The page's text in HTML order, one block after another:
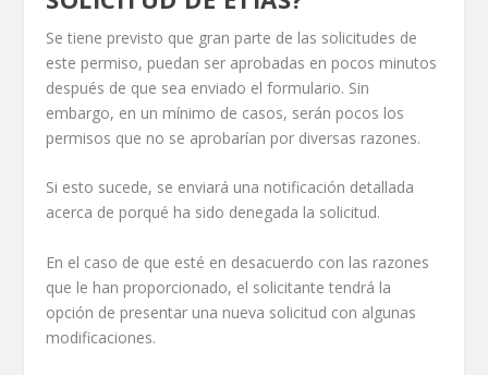
Se tiene previsto que gran parte de las solicitudes de
este permiso, puedan ser aprobadas en pocos minutos
después de que sea enviado el formulario. Sin
embargo, en un mínimo de casos, serán pocos los
permisos que no se aprobarían por diversas razones.
Si esto sucede, se enviará una notificación detallada
acerca de porqué ha sido denegada la solicitud.
En el caso de que esté en desacuerdo con las razones
que le han proporcionado, el solicitante tendrá la
opción de presentar una nueva solicitud con algunas
modificaciones.